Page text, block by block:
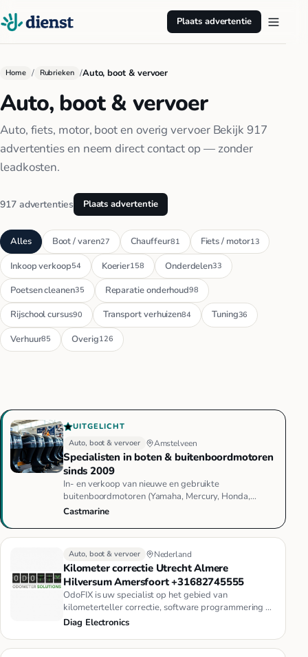
Plaats advertentie
Home / Rubrieken /Auto, boot & vervoer
Auto, boot & vervoer
Auto, fiets, motor, boot en overig vervoer Bekijk 917
advertenties en neem direct contact op — zonder
leadkosten.
917 advertenties Plaats advertentie
Alles Boot / varen27 Chauffeur81 Fiets / motor13
Inkoop verkoop54 Koerier158 Onderdelen33
Poetsen cleanen35 Reparatie onderhoud98
Rijschool cursus90 Transport verhuizen84 Tuning36
Verhuur85 Overig126
UITGELICHT
Auto, boot & vervoer
Amstelveen
Specialisten in boten & buitenboordmotoren
sinds 2009
In- en verkoop van nieuwe en gebruikte
buitenboordmotoren (Yamaha, Mercury, Honda,
Suzuki e.a.), elektrische fluistermot…
Castmarine
Auto, boot & vervoer Nederland
Kilometer correctie Utrecht Almere
Hilversum Amersfoort +31682745555
OdoFIX is uw specialist op het gebied van
kilometerteller correctie, software programmering en
teller reparatie.Redenen …
Diag Electronics